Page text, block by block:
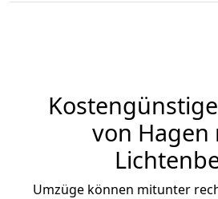
von Hagen
Umzüge können mitunter